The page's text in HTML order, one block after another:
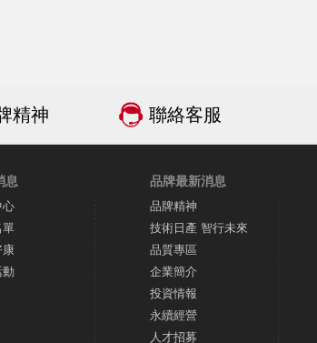
精神 聯絡客服
息
心
單
康
品牌最新消息
品牌精神
技術日產 智行未來
品質專區
企業簡介
投資情報
永續經營
人才招募